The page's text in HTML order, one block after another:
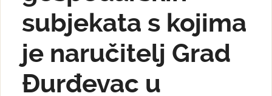
subjekata s kojima
je naručitelj Grad
Đurđevac u